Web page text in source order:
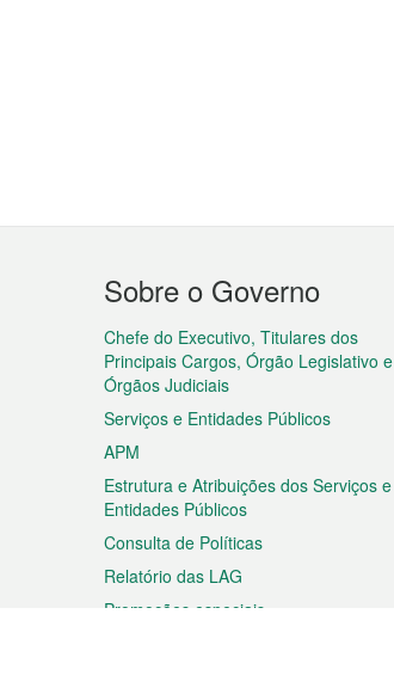
Menu
do
rodapé
Sobre o Governo
Chefe do Executivo, Titulares dos
Principais Cargos, Órgão Legislativo e
Órgãos Judiciais
Serviços e Entidades Públicos
APM
Estrutura e Atribuições dos Serviços e
Entidades Públicos
Consulta de Políticas
Relatório das LAG
Promoções especiais